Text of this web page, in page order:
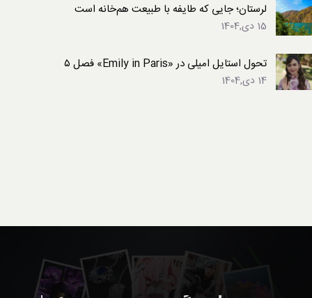
لرستان؛ جایی که طایفه با طبیعت هم‌خانه است
15 دی,1404
تحول استایل امیلی در «Emily in Paris» فصل ۵
14 دی,1404